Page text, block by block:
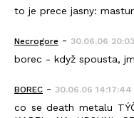
to je prece jasny:
Necrogore - 30.06.06
borec - když spousta,
BOREC - 30.06.06 14:17:44
co se death metalu